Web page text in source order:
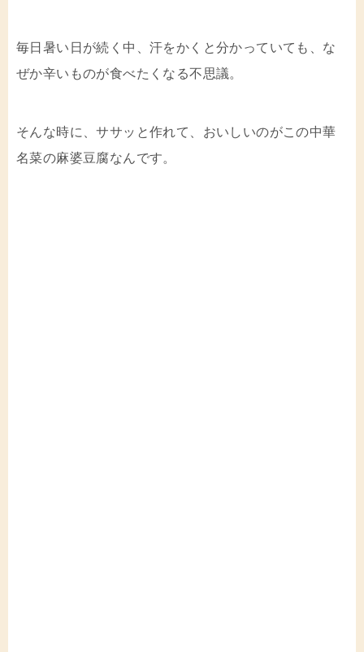
毎日暑い日が続く中、汗をかくと分かっていても、な
ぜか辛いものが食べたくなる不思議。
そんな時に、ササッと作れて、おいしいのがこの中華
名菜の麻婆豆腐なんです。